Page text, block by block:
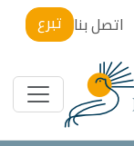
اتصل بنا تبرع